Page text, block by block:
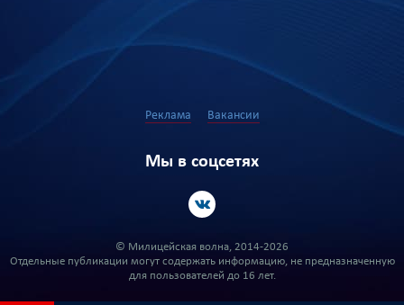
Реклама Вакансии
Мы в соцсетях
© Милицейская волна, 2014-2026
Отдельные публикации могут содержать информацию, не предназначенную
для пользователей до 16 лет.